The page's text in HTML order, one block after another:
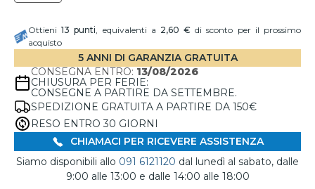
Ottieni13 punti, equivalenti a 2,60 € di sconto per il prossimo
acquisto
5 ANNI DI GARANZIA GRATUITA
CONSEGNA ENTRO: 13/08/2026
CHIUSURA PER FERIE:
CONSEGNE A PARTIRE DA SETTEMBRE.
SPEDIZIONE GRATUITA A PARTIRE DA 150€
RESO ENTRO 30 GIORNI
CHIAMACI PER RICEVERE ASSISTENZA
Siamo disponibili allo 091 6121120 dal lunedì al sabato, dalle
9:00 alle 13:00 e dalle 14:00 alle 18:00